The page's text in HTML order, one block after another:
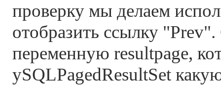
проверку мы делаем
отобразить ссылку
переменную resultpage,
ySQLPagedResultSet